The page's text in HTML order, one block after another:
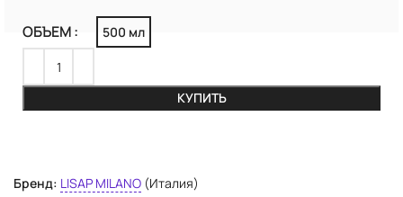
Бренд: LISAP MILANO (Италия)
ОБЪЕМ 500 мл
КУПИТЬ